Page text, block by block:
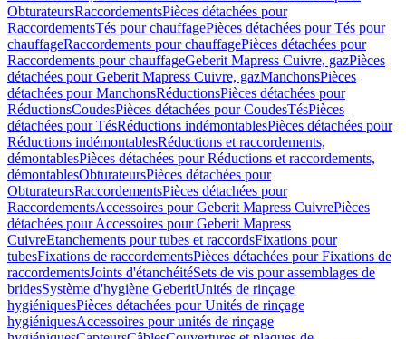
ObturateursRaccordementsPièces détachées pour
RaccordementsTés pour chauffagePièces détachées pour Tés pour
chauffageRaccordements pour chauffagePièces détachées pour
Raccordements pour chauffageGeberit Mapress Cuivre, gazPièces
détachées pour Geberit Mapress Cuivre, gazManchonsPièces
détachées pour ManchonsRéductionsPièces détachées pour
RéductionsCoudesPièces détachées pour CoudesTésPièces
détachées pour TésRéductions indémontablesPièces détachées pour
Réductions indémontablesRéductions et raccordements,
démontablesPièces détachées pour Réductions et raccordements,
démontablesObturateursPièces détachées pour
ObturateursRaccordementsPièces détachées pour
RaccordementsAccessoires pour Geberit Mapress CuivrePièces
détachées pour Accessoires pour Geberit Mapress
CuivreEtanchements pour tubes et raccordsFixations pour
tubesFixations de raccordementsPièces détachées pour Fixations de
raccordementsJoints d'étanchéitéSets de vis pour assemblages de
bridesSystème d'hygiène GeberitUnités de rinçage
hygiéniquesPièces détachées pour Unités de rinçage
hygiéniquesAccessoires pour unités de rinçage